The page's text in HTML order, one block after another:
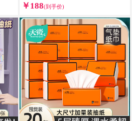
￥188(到手价)